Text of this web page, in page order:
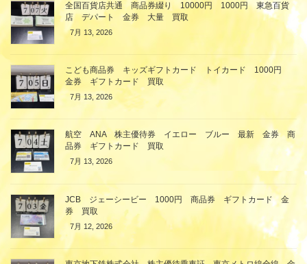
全国百貨店共通 商品券綴り 10000円 1000円 東急百貨
店 デパート 金券 大量 買取
7月 13, 2026
こども商品券 キッズギフトカード トイカード 1000円
金券 ギフトカード 買取
7月 13, 2026
航空 ANA 株主優待券 イエロー ブルー 最新 金券 商
品券 ギフトカード 買取
7月 13, 2026
JCB ジェーシービー 1000円 商品券 ギフトカード 金
券 買取
7月 12, 2026